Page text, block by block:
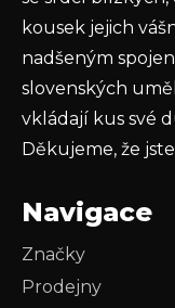
kousek jejich
nadšeným
slovenských
vkládají kus své
Děkujeme, že
Navigace
Značky
Prodejny